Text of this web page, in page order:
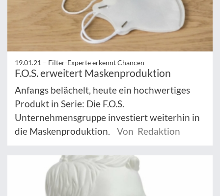
19.01.21 – Filter-Experte erkennt Chancen
F.O.S. erweitert Maskenproduktion
Anfangs belächelt, heute ein hochwertiges
Produkt in Serie: Die F.O.S.
Unternehmensgruppe investiert weiterhin in
die Maskenproduktion.
Von Redaktion